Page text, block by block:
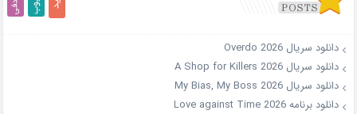
دانلود سریال Overdo 2026
دانلود سریال A Shop for Killers 2026
دانلود سریال My Bias, My Boss 2026
دانلود برنامه Love against Time 2026